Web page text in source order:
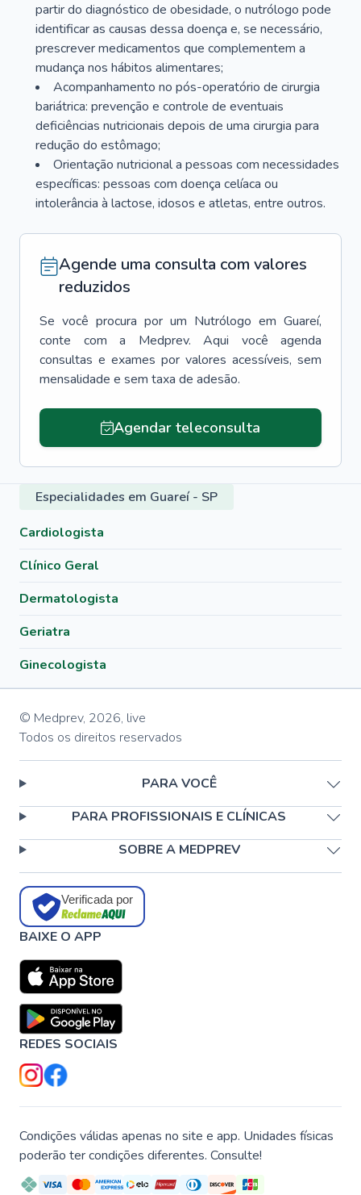
partir do diagnóstico de obesidade, o nutrólogo pode
identificar as causas dessa doença e, se necessário,
prescrever medicamentos que complementem a
mudança nos hábitos alimentares;
Acompanhamento no pós-operatório de cirurgia
bariátrica: prevenção e controle de eventuais
deficiências nutricionais depois de uma cirurgia para
redução do estômago;
Orientação nutricional a pessoas com necessidades
específicas: pessoas com doença celíaca ou
intolerância à lactose, idosos e atletas, entre outros.
Agende uma consulta com valores
reduzidos
Se você procura por um Nutrólogo em Guareí,
conte com a Medprev. Aqui você agenda
consultas e exames por valores acessíveis, sem
mensalidade e sem taxa de adesão.
Agendar teleconsulta
Especialidades em Guareí - SP
Cardiologista
Clínico Geral
Dermatologista
Geriatra
Ginecologista
© Medprev, 2026, live
Todos os direitos reservados
PARA VOCÊ
PARA PROFISSIONAIS E CLÍNICAS
SOBRE A MEDPREV
Verificada por
BAIXE O APP
REDES SOCIAIS
Condições válidas apenas no site e app. Unidades físicas
poderão ter condições diferentes. Consulte!